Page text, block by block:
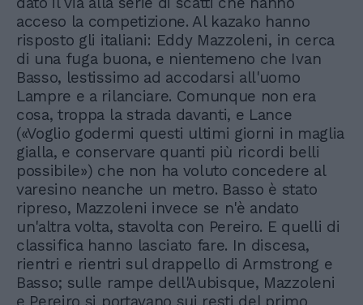
acceso la competizione. Al kazako hanno
risposto gli italiani: Eddy Mazzoleni, in cerca
di una fuga buona, e nientemeno che Ivan
Basso, lestissimo ad accodarsi all'uomo
Lampre e a rilanciare. Comunque non era
cosa, troppa la strada davanti, e Lance
(«Voglio godermi questi ultimi giorni in maglia
gialla, e conservare quanti più ricordi belli
possibile») che non ha voluto concedere al
varesino neanche un metro. Basso è stato
ripreso, Mazzoleni invece se n'è andato
un'altra volta, stavolta con Pereiro. E quelli di
classifica hanno lasciato fare. In discesa,
rientri e rientri sul drappello di Armstrong e
Basso; sulle rampe dell'Aubisque, Mazzoleni